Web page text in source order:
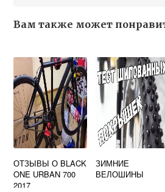
Вам также может
ОТЗЫВЫ О BLACK
ONE URBAN 700
2017
ЗИМНИЕ
ВЕЛОШИНЫ